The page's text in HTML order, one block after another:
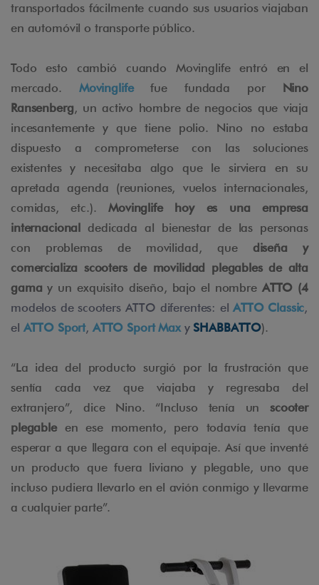
transportados fácilmente cuando sus usuarios viajaban
en automóvil o transporte público.
Todo esto cambió cuando Movinglife entró en el
mercado. Movinglifefue fundada por Nino
Ransenberg, un activo hombre de negocios que viaja
incesantemente y que tiene polio. Nino no estaba
dispuesto a comprometerse con las soluciones
existentes y necesitaba algo que le sirviera en su
apretada agenda (reuniones, vuelos internacionales,
comidas, etc.).Movinglife hoy es una empresa
internacional dedicada al bienestar de las personas
con problemas de movilidad, que diseña y
comercializa scooters de movilidad plegables de alta
gama y un exquisito diseño, bajo el nombre ATTO (4
modelos de scooters ATTO diferentes: elATTO Classic,
el ATTO Sport, ATTO Sport Maxy SHABBATTO).
“La idea del producto surgió por la frustración que
sentía cada vez que viajaba y regresaba del
extranjero”, dice Nino. “Incluso tenía un scooter
plegableen ese momento, pero todavía tenía que
esperar a que llegara con el equipaje. Así que inventé
un producto que fuera liviano y plegable, uno que
incluso pudiera llevarlo en el avión conmigo y llevarme
a cualquier parte”.